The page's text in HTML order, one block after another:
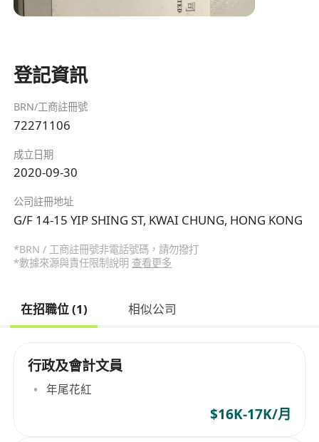
登記資訊
BRN/工商註冊號
72271106
成立日期
2020-09-30
公司註冊地址
G/F 14-15 YIP SHING ST, KWAI CHUNG, HONG KONG
*BRN / 工商註冊號非電話號碼，請勿撥打
*數據來源與責任限制說明 查看更多
在招職位 (1) 相似公司
行政及會計文員
年尾花紅
$16K-17K/月